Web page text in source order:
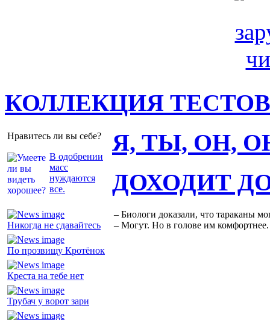
КОЛЛЕКЦИЯ ТЕСТОВ
Нравитесь ли вы себе?
В одобрении
масс
нуждаются
все.
Я, ТЫ, ОН,
Никогда не сдавайтесь
По прозвищу Кротёнок
Креста на тебе нет
Трубач у ворот зари
ДОХОДИТ
– Биологи доказали, что тараканы
– Могут. Но в голове им комфортнее.